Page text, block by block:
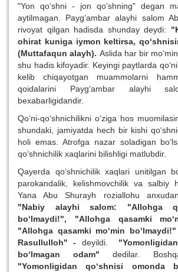
"Yon qo‘shni - jon qo‘shning" degan
aytilmagan. Payg‘ambar alayhi salom
rivoyat qilgan hadisda shunday deydi:
ohirat kuniga iymon keltirsa,
(Muttafaqun alayh). Aslida har bir
shu hadis kifoyadir. Keyingi paytlarda
kelib chiqayotgan muammolarni
qoidalarini Payg‘ambar alayhi
bexabarligidandir.
Qo‘ni-qo‘shnichilikni o‘ziga hos
shundaki, jamiyatda hech bir kishi
holi emas. Atrofga nazar soladigan
qo‘shnichilik xaqlarini bilishligi matlubdir.
Qayerda qo‘shnichilik xaqlari unitilgan
parokandalik, kelishmovchilik va salbiy
Yana Abu Shurayh roziallohu
"Nabiy alayhi salom: "Allohga
bo‘lmaydi!", "Allohga qasamki
"Allohga qasamki mo‘min bo‘lmaydi!"
Rasullulloh" - deyildi.
bo‘lmagan odam"dedilar.
"Yomonligidan qo‘shnisi omonda